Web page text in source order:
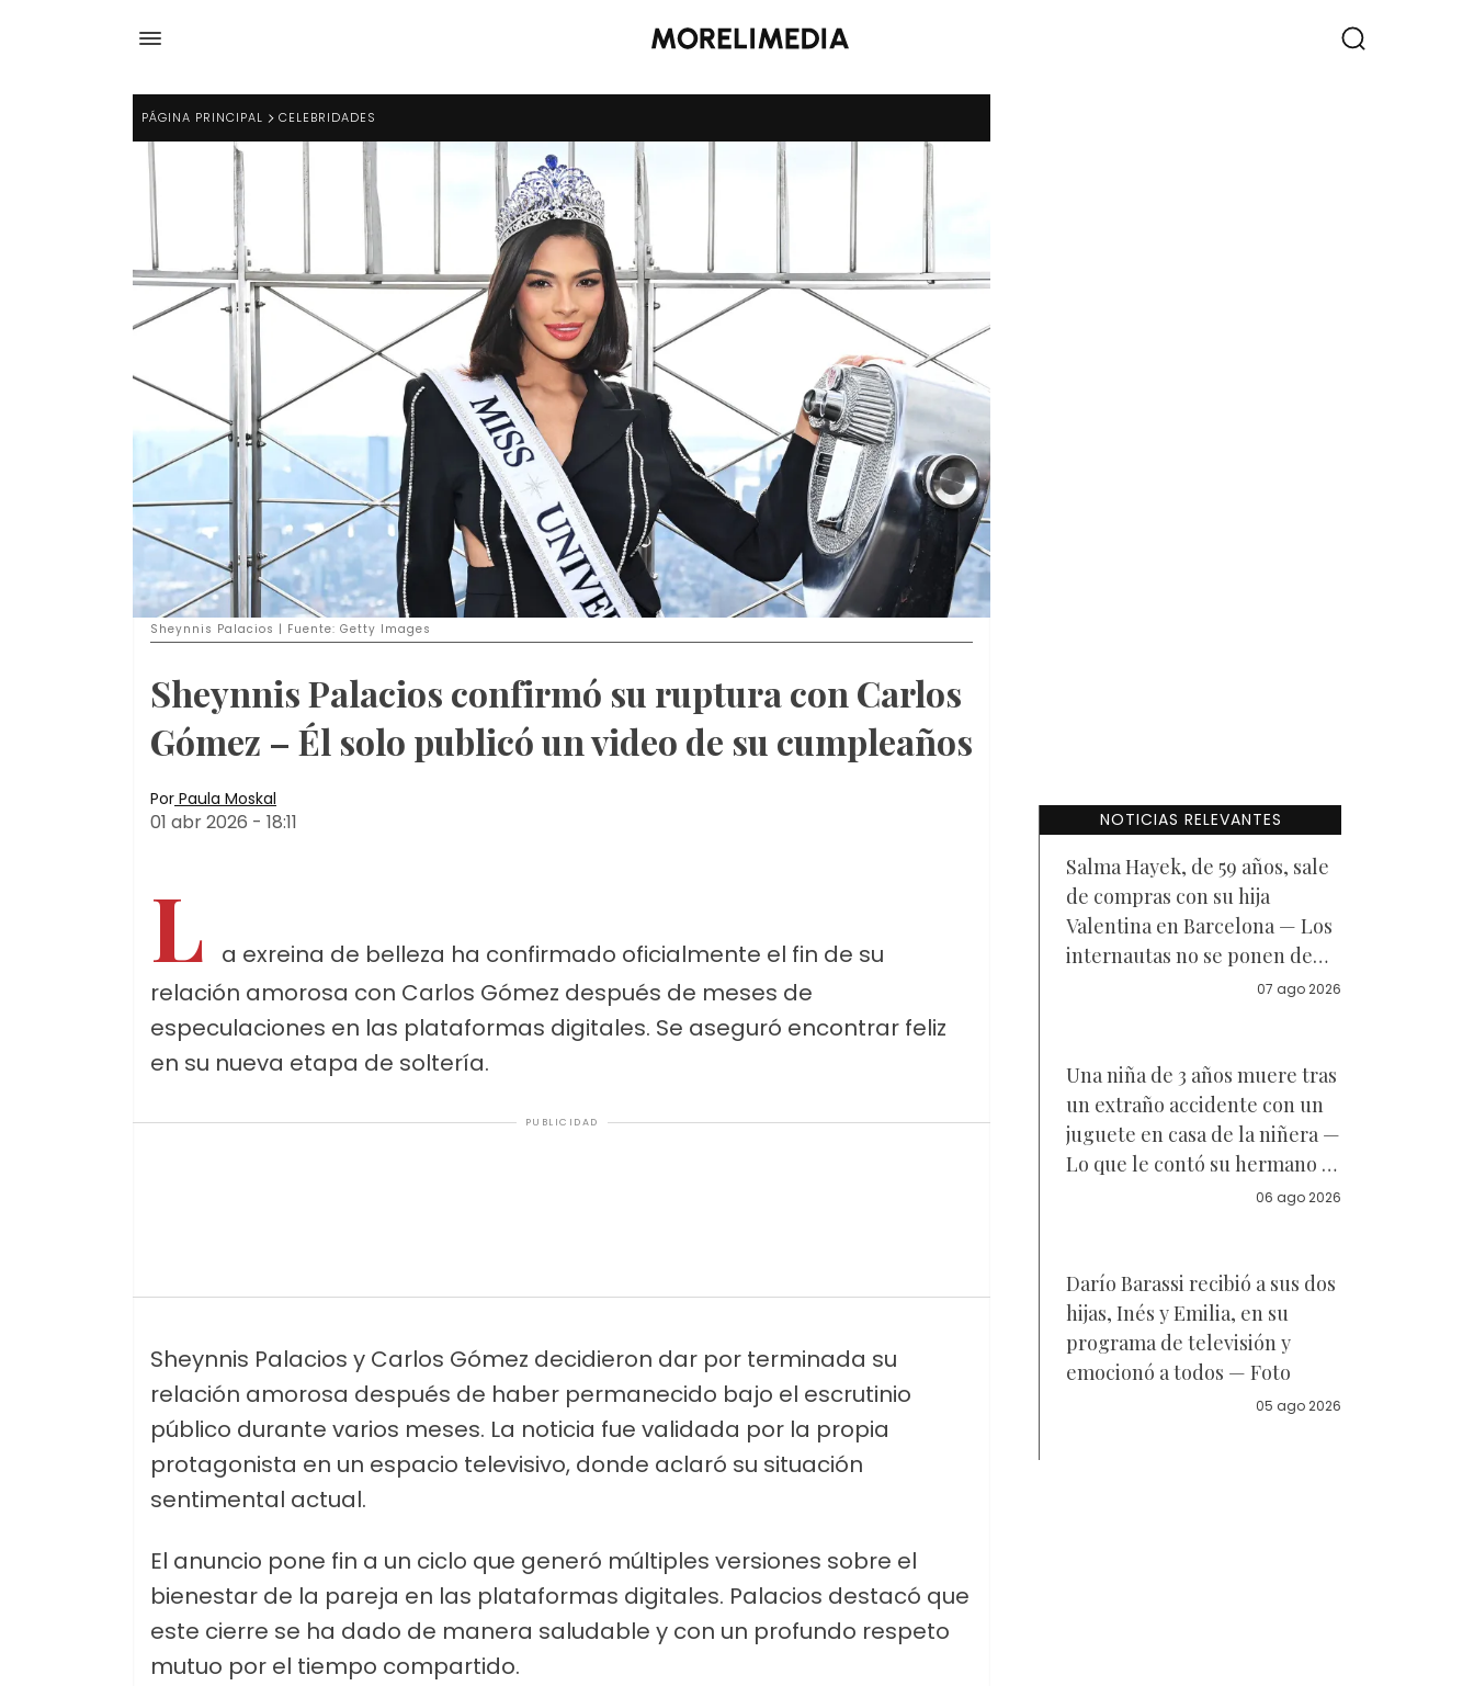
PÁGINA PRINCIPAL CELEBRIDADES
Sheynnis Palacios | Fuente: Getty Images
Sheynnis Palacios confirmó su ruptura con Carlos
Gómez – Él solo publicó un video de su cumpleaños
Por Paula Moskal
01 abr 2026 - 18:11
L
a exreina de belleza ha confirmado oficialmente el fin de su
relación amorosa con Carlos Gómez después de meses de
especulaciones en las plataformas digitales. Se aseguró encontrar feliz
en su nueva etapa de soltería.
PUBLICIDAD
Sheynnis Palacios y Carlos Gómez decidieron dar por terminada su
relación amorosa después de haber permanecido bajo el escrutinio
público durante varios meses. La noticia fue validada por la propia
protagonista en un espacio televisivo, donde aclaró su situación
sentimental actual.
El anuncio pone fin a un ciclo que generó múltiples versiones sobre el
bienestar de la pareja en las plataformas digitales. Palacios destacó que
este cierre se ha dado de manera saludable y con un profundo respeto
mutuo por el tiempo compartido.
NOTICIAS RELEVANTES
Salma Hayek, de 59 años, sale
de compras con su hija
Valentina en Barcelona — Los
internautas no se ponen de
acuerdo sobre a quién se07 ago 2026
Una niña de 3 años muere tras
un extraño accidente con un
juguete en casa de la niñera —
Lo que le contó su hermano a
06 ago 2026
Darío Barassi recibió a sus dos
hijas, Inés y Emilia, en su
programa de televisión y
emocionó a todos — Foto
05 ago 2026